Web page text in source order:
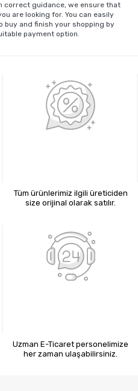
correct guidance, we ensure that
are looking for. You can easily
and finish your shopping by
payment option.
Tüm ürünlerimiz ilgili üreticiden
size orijinal olarak satılır.
Uzman E-Ticaret personelimize
her zaman ulaşabilirsiniz.